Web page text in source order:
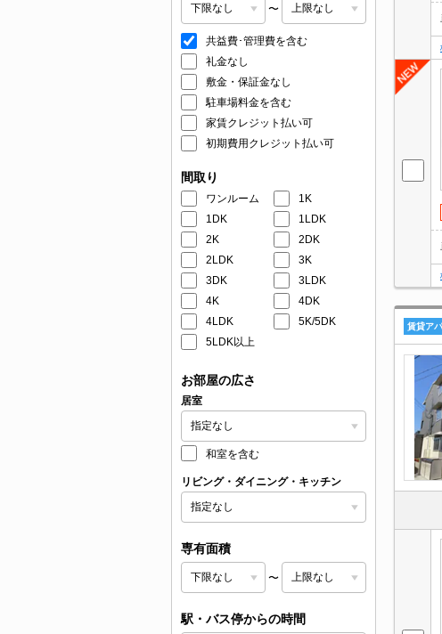
〜
共益費･管理費を含む
礼金なし
敷金・保証金なし
駐車場料金を含む
家賃クレジット払い可
初期費用クレジット払い可
間取り
ワンルーム
1K
1DK
1LDK
2K
2DK
2LDK
3K
3DK
3LDK
4K
4DK
4LDK
5K/5DK
5LDK以上
お部屋の広さ
居室
和室を含む
リビング・ダイニング・キッチン
専有面積
〜
駅・バス停からの時間
賃貸ア